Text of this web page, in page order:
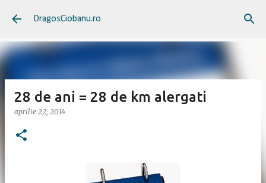
Treceți la conținutul principal
DragosCiobanu.ro
28 de ani = 28 de km alergati
aprilie 22, 2014